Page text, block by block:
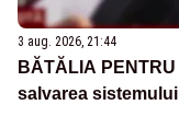
3 aug. 2026, 21:44
BĂTĂLIA
salvarea